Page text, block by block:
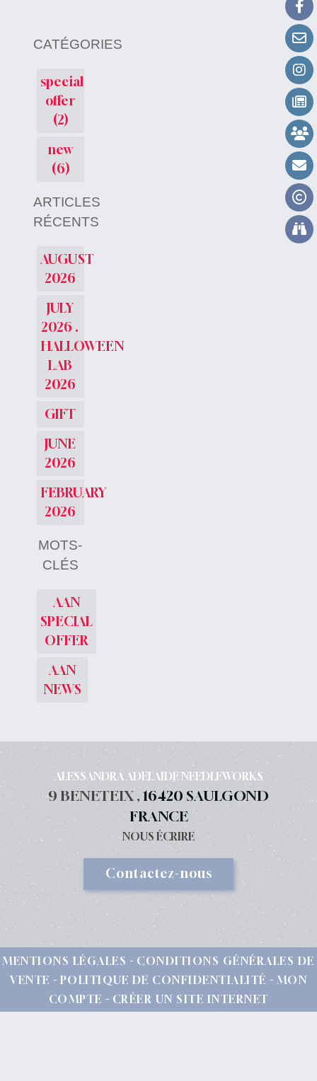
CATÉGORIES
special
offer
(2)
new
(6)
ARTICLES
RÉCENTS
AUGUST
2026
JULY
2026 .
HALLOWEEN
LAB
2026
GIFT
JUNE
2026
FEBRUARY
2026
MOTS-
CLÉS
AAN
SPECIAL
OFFER
AAN
NEWS
ALESSANDRA ADELAIDE NEEDLEWORKS
9 BENETEIX ,16420 SAULGOND
FRANCE
NOUS ÉCRIRE
Contactez-nous
MENTIONS LÉGALES
CONDITIONS GÉNÉRALES DE
VENTE
POLITIQUE DE CONFIDENTIALITÉ
MON
COMPTE
CRÉER UN SITE INTERNET